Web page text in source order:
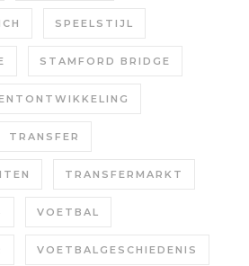
SPEELSTIJL
STAMFORD BRIDGE
TRANSFER
TRANSFERMARKT
VOETBAL
VOETBALGESCHIEDENIS